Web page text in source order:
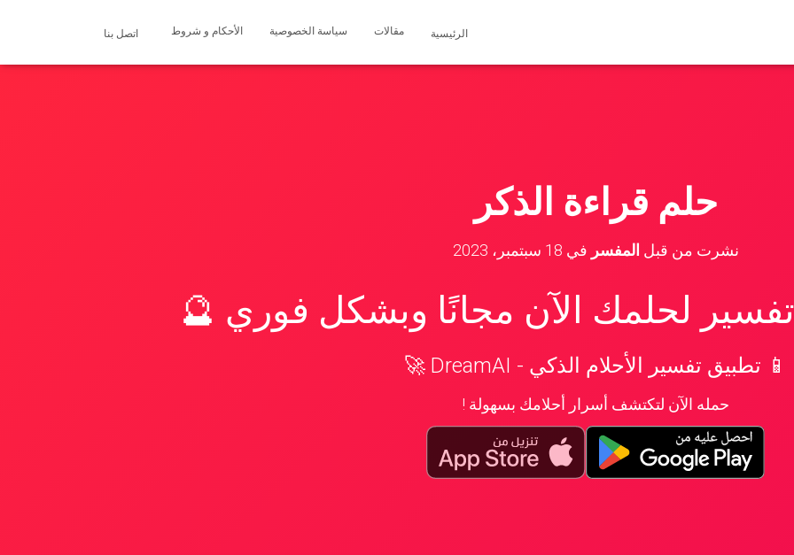
الرئيسية مقالات سياسة الخصوصية الأحكام و شروط اتصل بنا
حلم قراءة الذكر
نشرت من قبل المفسر في 18 سبتمبر، 2023
لحلمك الآن مجانًا وبشكل فوري 🔮
📱 تطبيق تفسير الأحلام الذكي - DreamAI 🚀
حمله الآن لتكتشف أسرار أحلامك بسهولة !